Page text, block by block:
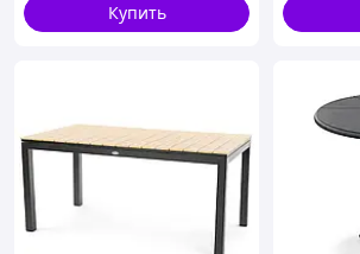
Купить